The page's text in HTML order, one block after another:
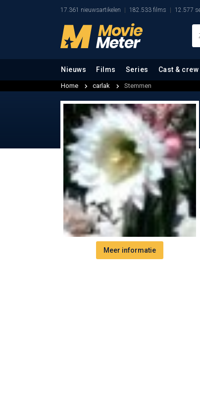
17.361 nieuwsartikelen 182.533 films 12.577
Nieuws Films Series Cast & crew
Home carlak Stemmen
Meer informatie